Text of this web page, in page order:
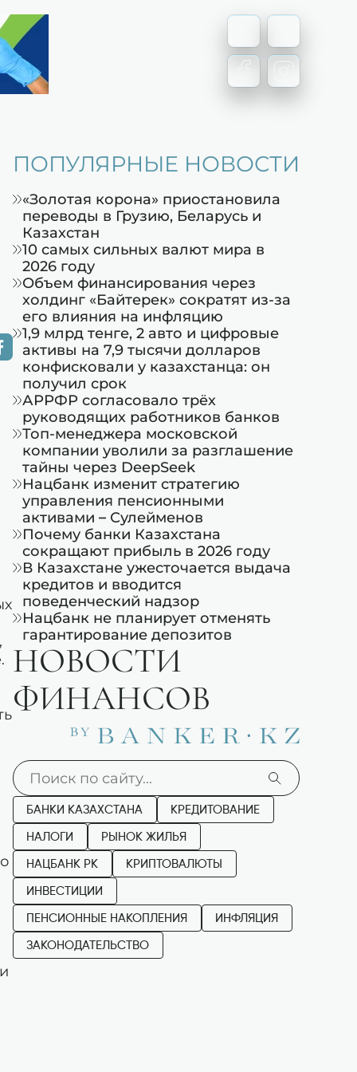
ПОПУЛЯРНЫЕ НОВОСТИ
«Золотая корона» приостановила
переводы в Грузию, Беларусь и
Казахстан
10 самых сильных валют мира в
2026 году
Объем финансирования через
холдинг «Байтерек» сократят из-за
его влияния на инфляцию
1,9 млрд тенге, 2 авто и цифровые
активы на 7,9 тысячи долларов
конфисковали у казахстанца: он
получил срок
АРРФР согласовало трёх
руководящих работников банков
Топ-менеджера московской
компании уволили за разглашение
тайны через DeepSeek
Нацбанк изменит стратегию
управления пенсионными
активами – Сулейменов
Почему банки Казахстана
сокращают прибыль в 2026 году
В Казахстане ужесточается выдача
кредитов и вводится
поведенческий надзор
Нацбанк не планирует отменять
гарантирование депозитов
НОВОСТИ
ФИНАНСОВ
БАНКИ КАЗАХСТАНА КРЕДИТОВАНИЕ
НАЛОГИ РЫНОК ЖИЛЬЯ
НАЦБАНК РК КРИПТОВАЛЮТЫ
ИНВЕСТИЦИИ
ПЕНСИОННЫЕ НАКОПЛЕНИЯ ИНФЛЯЦИЯ
ЗАКОНОДАТЕЛЬСТВО